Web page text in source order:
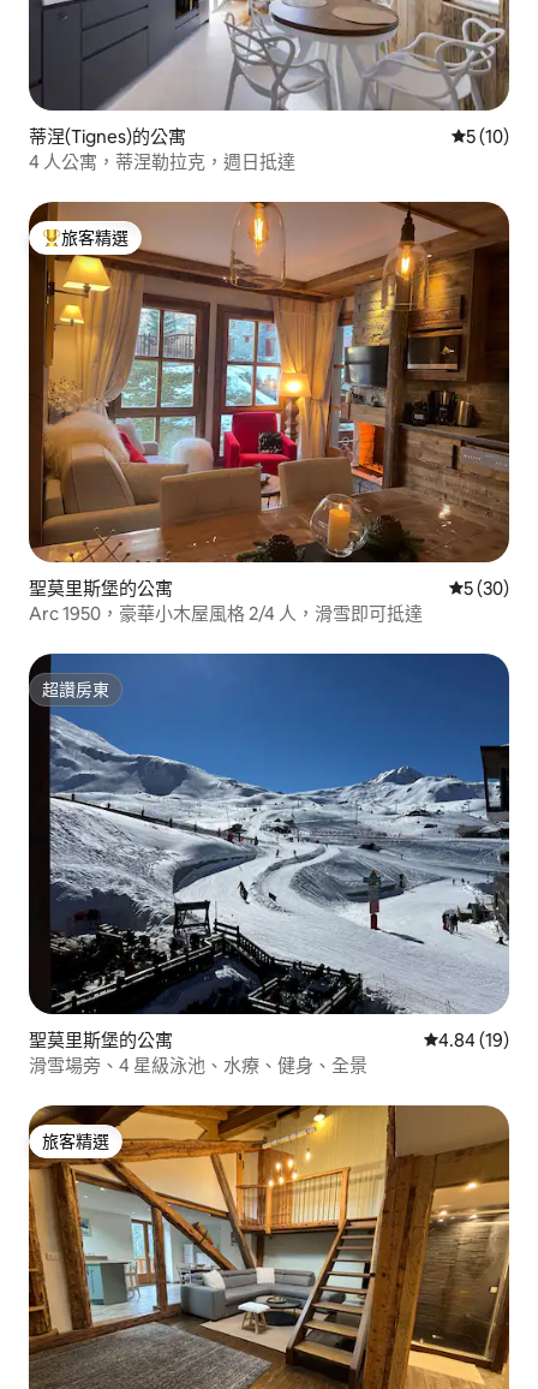
蒂涅(Tignes)的公寓 從 10 則
5 (10)
4 人公寓，蒂涅勒拉克，週日抵達
旅客精選榜首
旅客精選
聖莫里斯堡的公寓 從 30 則評
5 (30)
Arc 1950，豪華小木屋風格 2/4 人，滑雪即可抵達
超讚房東
超讚房東
聖莫里斯堡的公寓 從 19 則評價
4.84 (19)
滑雪場旁、4 星級泳池、水療、健身、全景
旅客精選
旅客精選